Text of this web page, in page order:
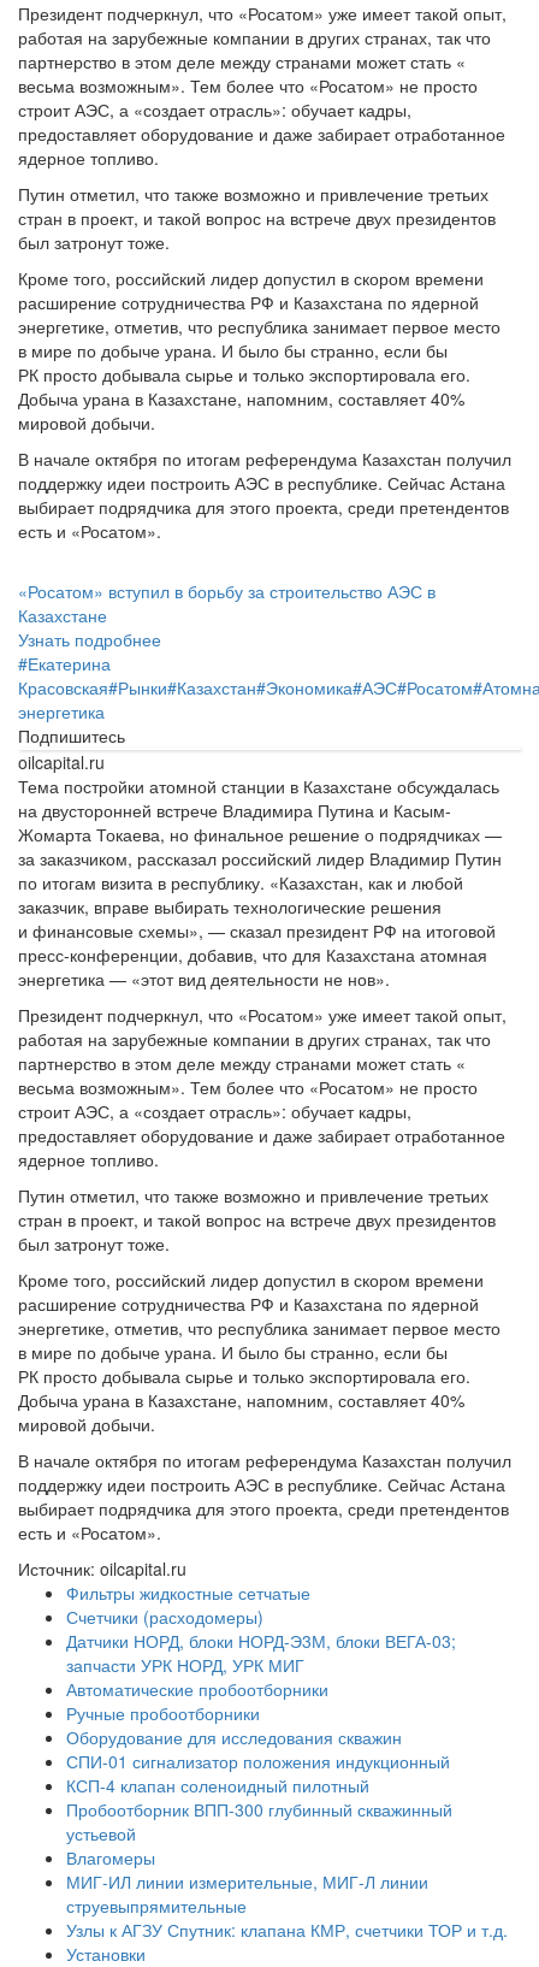
Президент подчеркнул, что «Росатом» уже имеет такой опыт,
работая на зарубежные компании в других странах, так что
партнерство в этом деле между странами может стать «
весьма возможным». Тем более что «Росатом» не просто
строит АЭС, а «создает отрасль»: обучает кадры,
предоставляет оборудование и даже забирает отработанное
ядерное топливо.
Путин отметил, что также возможно и привлечение третьих
стран в проект, и такой вопрос на встрече двух президентов
был затронут тоже.
Кроме того, российский лидер допустил в скором времени
расширение сотрудничества РФ и Казахстана по ядерной
энергетике, отметив, что республика занимает первое место
в мире по добыче урана. И было бы странно, если бы
РК просто добывала сырье и только экспортировала его.
Добыча урана в Казахстане, напомним, составляет 40%
мировой добычи.
В начале октября по итогам референдума Казахстан получил
поддержку идеи построить АЭС в республике. Сейчас Астана
выбирает подрядчика для этого проекта, среди претендентов
есть и «Росатом».
«Росатом» вступил в борьбу за строительство АЭС в
Казахстане
Узнать подробнее
#Екатерина
Красовская#Рынки#Казахстан#Экономика#АЭС#Росатом#
энергетика
Подпишитесь
oilcapital.ru
Тема постройки атомной станции в Казахстане обсуждалась
на двусторонней встрече Владимира Путина и Касым-
Жомарта Токаева, но финальное решение о подрядчиках —
за заказчиком, рассказал российский лидер Владимир Путин
по итогам визита в республику. «Казахстан, как и любой
заказчик, вправе выбирать технологические решения
и финансовые схемы», — сказал президент РФ на итоговой
пресс-конференции, добавив, что для Казахстана атомная
энергетика — «этот вид деятельности не нов».
Президент подчеркнул, что «Росатом» уже имеет такой опыт,
работая на зарубежные компании в других странах, так что
партнерство в этом деле между странами может стать «
весьма возможным». Тем более что «Росатом» не просто
строит АЭС, а «создает отрасль»: обучает кадры,
предоставляет оборудование и даже забирает отработанное
ядерное топливо.
Путин отметил, что также возможно и привлечение третьих
стран в проект, и такой вопрос на встрече двух президентов
был затронут тоже.
Кроме того, российский лидер допустил в скором времени
расширение сотрудничества РФ и Казахстана по ядерной
энергетике, отметив, что республика занимает первое место
в мире по добыче урана. И было бы странно, если бы
РК просто добывала сырье и только экспортировала его.
Добыча урана в Казахстане, напомним, составляет 40%
мировой добычи.
В начале октября по итогам референдума Казахстан получил
поддержку идеи построить АЭС в республике. Сейчас Астана
выбирает подрядчика для этого проекта, среди претендентов
есть и «Росатом».
Источник: oilcapital.ru
Фильтры жидкостные сетчатые
Счетчики (расходомеры)
Датчики НОРД, блоки НОРД-Э3М, блоки ВЕГА-03;
запчасти УРК НОРД, УРК МИГ
Автоматические пробоотборники
Ручные пробоотборники
Оборудование для исследования скважин
СПИ-01 сигнализатор положения индукционный
КСП-4 клапан соленоидный пилотный
Пробоотборник ВПП-300 глубинный скважинный
устьевой
Влагомеры
МИГ-ИЛ линии измерительные, МИГ-Л линии
струевыпрямительные
Узлы к АГЗУ Спутник: клапана КМР, счетчики ТОР и т.д.
Установки